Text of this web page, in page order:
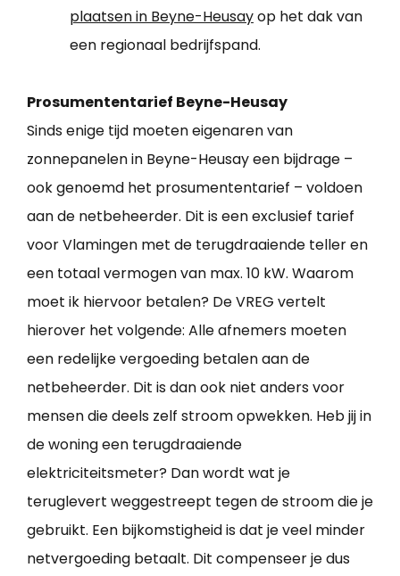
plaatsen in Beyne-Heusayop het dak van
een regionaal bedrijfspand.
Prosumententarief Beyne-Heusay
Sinds enige tijd moeten eigenaren van
zonnepanelen in Beyne-Heusay een bijdrage –
ook genoemd het prosumententarief – voldoen
aan de netbeheerder. Dit is een exclusief tarief
voor Vlamingen met de terugdraaiende teller en
een totaal vermogen van max. 10 kW. Waarom
moet ik hiervoor betalen? De VREG vertelt
hierover het volgende: Alle afnemers moeten
een redelijke vergoeding betalen aan de
netbeheerder. Dit is dan ook niet anders voor
mensen die deels zelf stroom opwekken. Heb jij in
de woning een terugdraaiende
elektriciteitsmeter? Dan wordt wat je
teruglevert weggestreept tegen de stroom die je
gebruikt. Een bijkomstigheid is dat je veel minder
netvergoeding betaalt. Dit compenseer je dus